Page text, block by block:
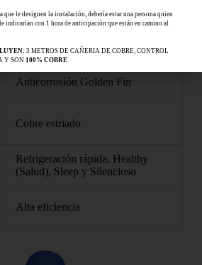
reducción de consumo)
Anticorrosión Golden Fin
Cobre estriado
Refrigeración rápida, Healthy
(Salud), Sleep y Silencioso
Alta eficiencia
que le designen la instalación, debería estar una persona quien
indicarían con 1 hora de anticipación que están en camino al
3 METROS DE CAÑERIA DE COBRE, CONTROL
Y SON 100% COBRE